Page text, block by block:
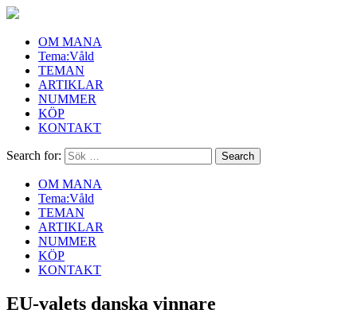
OM MANA
Tema:Våld
TEMAN
ARTIKLAR
NUMMER
KÖP
KONTAKT
Search for:
OM MANA
Tema:Våld
TEMAN
ARTIKLAR
NUMMER
KÖP
KONTAKT
EU-valets danska vinnare